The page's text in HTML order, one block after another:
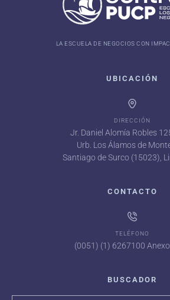
LA ESCUELA DE NEGOCIOS CON
UBICACIÓN
DIRECCIÓN
Jr. Daniel Alomía Robles
Urb. Los Álamos de
Santiago de Surco (15023),
CONTACTO
TELÉFONO
(0051) (1) 6267100
BUSCADOR